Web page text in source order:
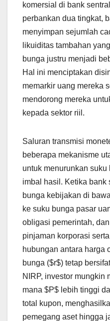
komersial di bank
perbankan dua tingkat,
menyimpan sejumlah
likuiditas tambahan
bunga justru menjadi
Hal ini menciptakan
memarkir uang mereka
mendorong mereka
kepada sektor riil.
Saluran transmisi
beberapa mekanisme
untuk menurunkan
imbal hasil. Ketika bank
bunga kebijakan di
ke suku bunga pasar
obligasi pemerintah,
pinjaman korporasi
hubungan antara harga
bunga ($r$) tetap
NIRP, investor mungkin
mana $P$ lebih tinggi
total kupon,
pemegang aset hingga